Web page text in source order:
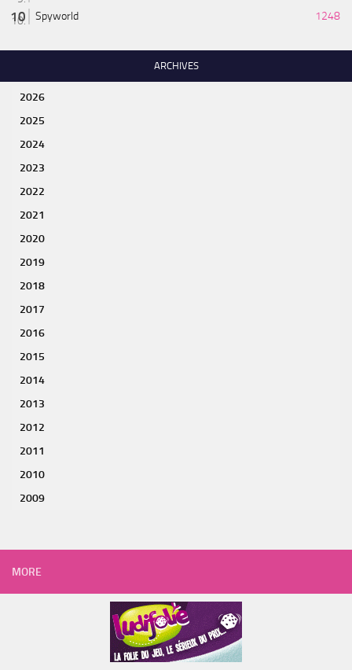
Spyworld
1248
ARCHIVES
2026
2025
2024
2023
2022
2021
2020
2019
2018
2017
2016
2015
2014
2013
2012
2011
2010
2009
MORE